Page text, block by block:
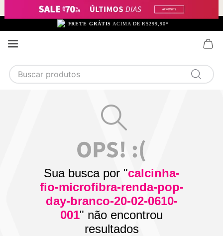
FRETE GRÁTIS ACIMA DE R$299,90*
Buscar produtos
Sua busca por "calcinha-
fio-microfibra-renda-pop-
day-branco-20-02-0610-
001" não encontrou
resultados
1
2
3 camisola
calcinha algodão
5 sutiã calcinha
6 algodão
7 renda
8 pijama